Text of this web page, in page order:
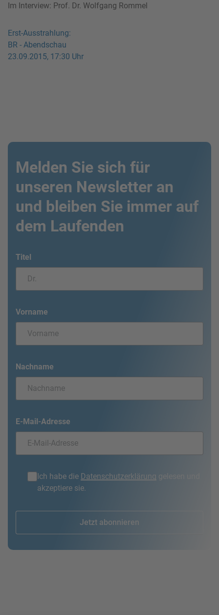
Im Interview: Prof. Dr. Wolfgang Rommel
Erst-Ausstrahlung:
BR - Abendschau
23.09.2015, 17:30 Uhr
Melden Sie sich für
unseren Newsletter an
und bleiben Sie immer auf
dem Laufenden
Titel
Vorname
Nachname
E-Mail-Adresse
Ich habe die Datenschutzerklärung gelesen und
akzeptiere sie.
Jetzt abonnieren